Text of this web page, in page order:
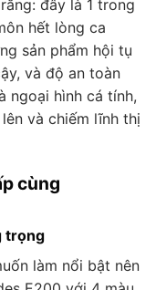
đây là 1 trong
hết lòng ca
sản phẩm hội tụ
và độ an toàn
ngoại hình cá tính,
và chiếm lĩnh thị
cùng
trọng
làm nổi bật nên